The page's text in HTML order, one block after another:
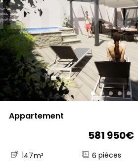
Appartement
581 950€
147m² 6